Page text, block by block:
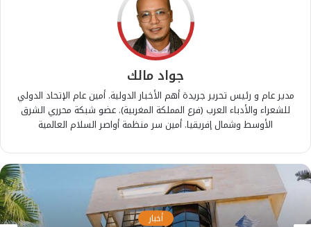
جواد مالك
مدير عام و رئيس تحرير جريدة أهم الأخبار الدولية. أمين عام الإتحاد الدولي
للشعراء والأدباء العرب (فرع المملكة المغربية). عضو شبكة محرري الشرق
الأوسط وشمال إفريقيا. أمين سر منظمة أواصر السلام العالمية
أخبار